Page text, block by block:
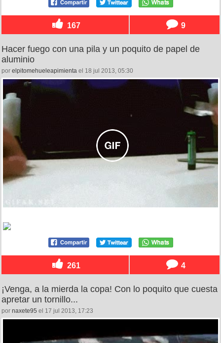
167 9
Hacer fuego con una pila y un poquito de papel de
aluminio
por elpitomehueleapimienta el 18 jul 2013, 05:30
261 4
¡Venga, a la mierda la copa! Con lo poquito que cuesta
apretar un tornillo...
por naxete95 el 17 jul 2013, 17:23